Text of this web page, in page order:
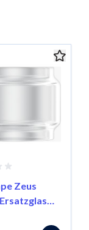
utilizzando
Zeus